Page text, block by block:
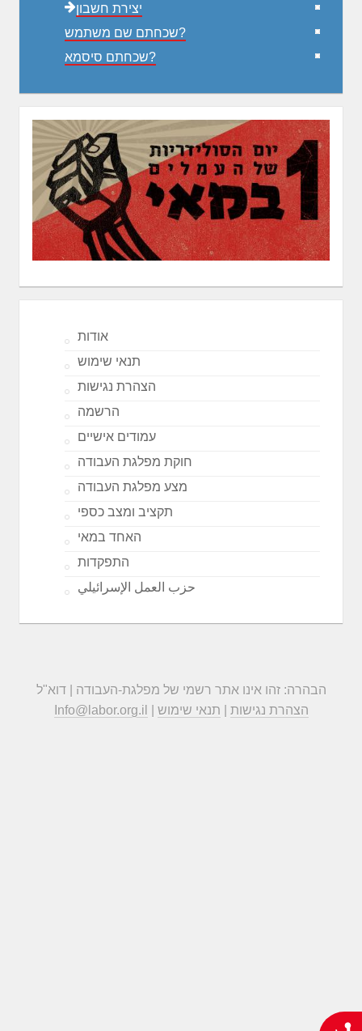
יצירת חשבון
שכחתם שם משתמש?
שכחתם סיסמא?
אודות
תנאי שימוש
הצהרת נגישות
הרשמה
עמודים אישיים
חוקת מפלגת העבודה
מצע מפלגת העבודה
תקציב ומצב כספי
האחד במאי
התפקדות
حزب العمل الإسرائيلي
הבהרה: זהו אינו אתר רשמי של מפלגת-העבודה | דוא"ל
Info@labor.org.il
הצהרת נגישות תנאי שימוש